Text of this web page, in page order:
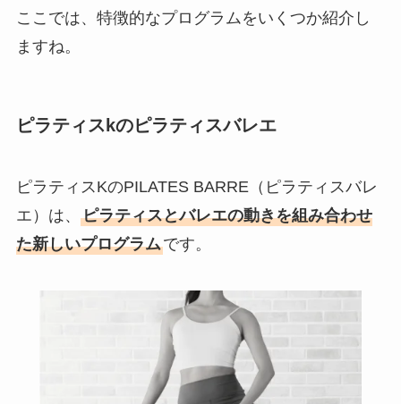
ここでは、特徴的なプログラムをいくつか紹介し
ますね。
ピラティスkのピラティスバレエ
ピラティスKのPILATES BARRE（ピラティスバレ
エ）は、 ピラティスとバレエの動きを組み合わせ
た新しいプログラムです。